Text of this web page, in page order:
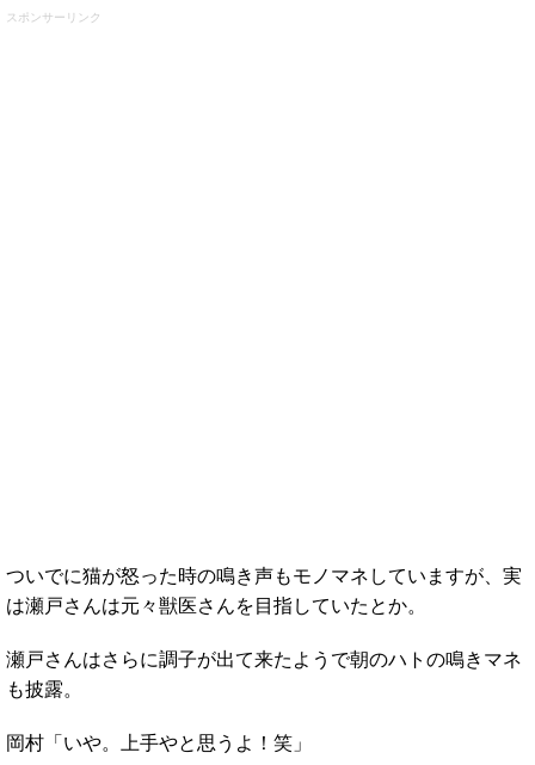
スポンサーリンク
ついでに猫が怒った時の鳴き声もモノマネしていますが、実
は瀬戸さんは元々獣医さんを目指していたとか。
瀬戸さんはさらに調子が出て来たようで朝のハトの鳴きマネ
も披露。
岡村「いや。上手やと思うよ！笑」